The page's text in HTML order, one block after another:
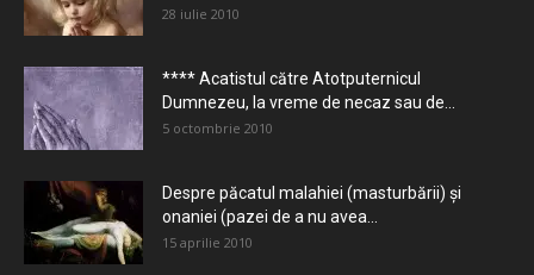
28 iulie 2010
**** Acatistul către Atotputernicul
Dumnezeu, la vreme de necaz sau de...
5 octombrie 2010
Despre păcatul malahiei (masturbării) şi
onaniei (pazei de a nu avea...
15 aprilie 2010